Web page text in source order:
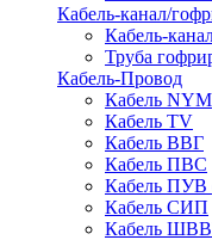
Кабель-канал/
Кабель-
Труба
Кабель-Провод
Кабель NYM
Кабель TV
Кабель ВВГ
Кабель ПВС
Кабель ПУВ
Кабель СИП
Кабель